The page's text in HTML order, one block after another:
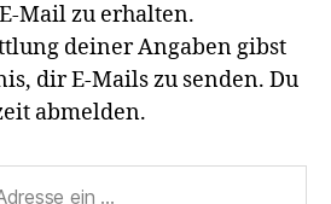
Mail zu erhalten.
deiner Angaben gibst
dir E-Mails zu senden. Du
abmelden.